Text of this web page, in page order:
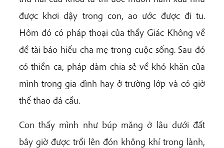
được khơi dậy trong con, ao ước được đi tu.
Hôm đó có pháp thoại của thầy Giác Không về
đề tài báo hiếu cha mẹ trong cuộc sống. Sau đó
có thiền ca, pháp đàm chia sẻ về khó khăn của
mình trong gia đình hay ở trường lớp và có giờ
thể thao đá cầu.
Con thấy mình như búp măng ở lâu dưới đất
bây giờ được trồi lên đón không khí trong lành,